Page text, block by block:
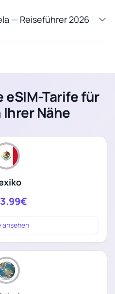
— Reiseführer 2026
eSIM-Tarife für
Ihrer Nähe
3.99€
ansehen